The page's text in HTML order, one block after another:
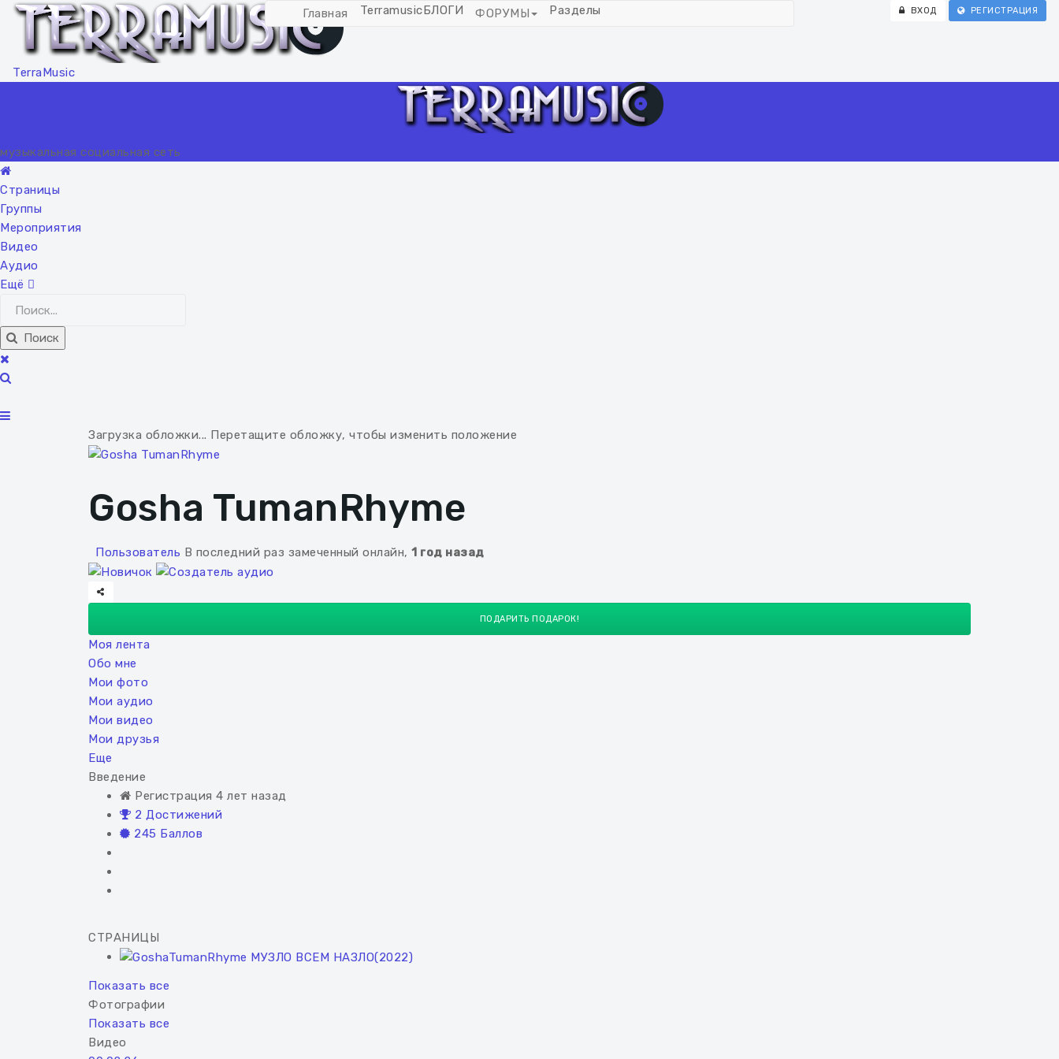
TerraMusic
Главная TerramusicБЛОГИ ФОРУМЫ Разделы ВХОД РЕГИСТРАЦИЯ
музыкальная социальная сеть
Страницы
Группы
Мероприятия
Видео
Аудио
Ещё
Поиск
Загрузка обложки... Перетащите обложку, чтобы изменить положение
Gosha TumanRhyme
Пользователь В последний раз замеченный онлайн, 1 год назад
ПОДАРИТЬ ПОДАРОК!
Моя лента
Обо мне
Мои фото
Мои аудио
Мои видео
Мои друзья
Еще
Введение
Регистрация 4 лет назад
2 Достижений
245 Баллов
СТРАНИЦЫ
Показать все
Фотографии
Показать все
Видео